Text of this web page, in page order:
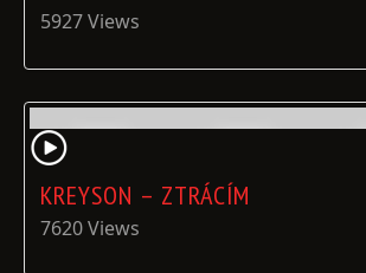
5927 Views
KREYSON – ZTRÁCÍM
7620 Views